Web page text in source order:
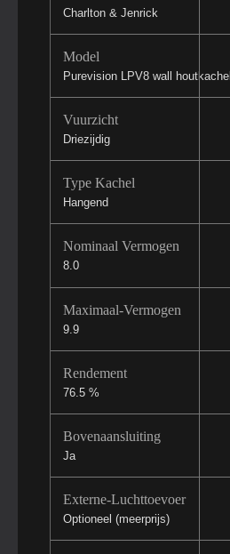
Charlton & Jenrick
Model
Purevision LPV8 wall houtkachel
Vuurzicht
Driezijdig
Type Kachel
Hangend
Nominaal Vermogen
8.0
Maximaal-Vermogen
9.9
Rendement
76.5 %
Bovenaansluiting
Ja
Externe-Luchttoevoer
Optioneel (meerprijs)